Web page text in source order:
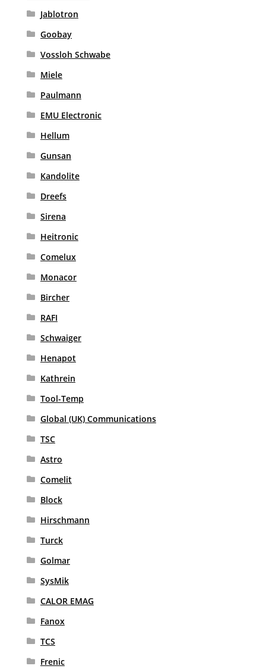
Jablotron
Goobay
Vossloh Schwabe
Miele
Paulmann
EMU Electronic
Hellum
Gunsan
Kandolite
Dreefs
Sirena
Heitronic
Comelux
Monacor
Bircher
RAFI
Schwaiger
Henapot
Kathrein
Tool-Temp
Global (UK) Communications
TSC
Astro
Comelit
Block
Hirschmann
Turck
Golmar
SysMik
CALOR EMAG
Fanox
TCS
Frenic